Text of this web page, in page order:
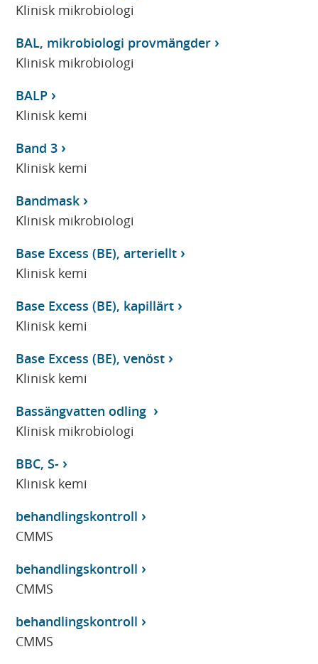
Klinisk mikrobiologi
BAL, mikrobiologi provmängder
Klinisk mikrobiologi
BALP
Klinisk kemi
Band 3
Klinisk kemi
Bandmask
Klinisk mikrobiologi
Base Excess (BE), arteriellt
Klinisk kemi
Base Excess (BE), kapillärt
Klinisk kemi
Base Excess (BE), venöst
Klinisk kemi
Bassängvatten odling
Klinisk mikrobiologi
BBC, S-
Klinisk kemi
behandlingskontroll
CMMS
behandlingskontroll
CMMS
behandlingskontroll
CMMS